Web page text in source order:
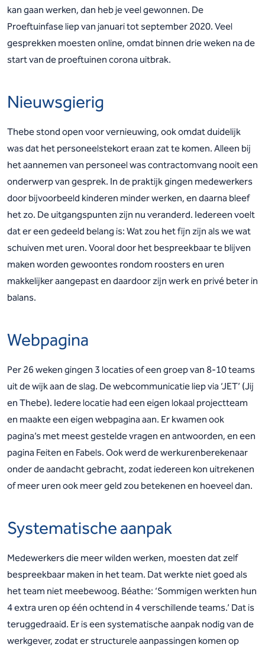
kan gaan werken, dan heb je veel gewonnen. De
Proeftuinfase liep van januari tot september 2020. Veel
gesprekken moesten online, omdat binnen drie weken na de
start van de proeftuinen corona uitbrak.
Nieuwsgierig
Thebe stond open voor vernieuwing, ook omdat duidelijk
was dat het personeelstekort eraan zat te komen. Alleen bij
het aannemen van personeel was contractomvang nooit een
onderwerp van gesprek. In de praktijk gingen medewerkers
door bijvoorbeeld kinderen minder werken, en daarna bleef
het zo. De uitgangspunten zijn nu veranderd. Iedereen voelt
dat er een gedeeld belang is: Wat zou het fijn zijn als we wat
schuiven met uren. Vooral door het bespreekbaar te blijven
maken worden gewoontes rondom roosters en uren
makkelijker aangepast en daardoor zijn werk en privé beter in
balans.
Webpagina
Per 26 weken gingen 3 locaties of een groep van 8-10 teams
uit de wijk aan de slag. De webcommunicatie liep via ‘JET’ (Jij
en Thebe). Iedere locatie had een eigen lokaal projectteam
en maakte een eigen webpagina aan. Er kwamen ook
pagina’s met meest gestelde vragen en antwoorden, en een
pagina Feiten en Fabels. Ook werd de werkurenberekenaar
onder de aandacht gebracht, zodat iedereen kon uitrekenen
of meer uren ook meer geld zou betekenen en hoeveel dan.
Systematische aanpak
Medewerkers die meer wilden werken, moesten dat zelf
bespreekbaar maken in het team. Dat werkte niet goed als
het team niet meebewoog. Béathe: ‘Sommigen werkten hun
4 extra uren op één ochtend in 4 verschillende teams.’ Dat is
teruggedraaid. Er is een systematische aanpak nodig van de
werkgever, zodat er structurele aanpassingen komen op